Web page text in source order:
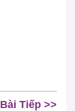
Bài Tiếp >>